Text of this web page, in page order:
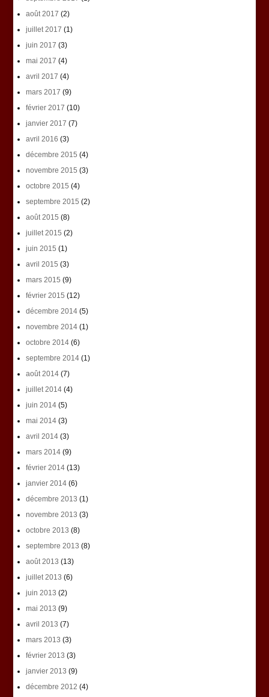
août 2017 (2)
juillet 2017 (1)
juin 2017 (3)
mai 2017 (4)
avril 2017 (4)
mars 2017 (9)
février 2017 (10)
janvier 2017 (7)
avril 2016 (3)
décembre 2015 (4)
novembre 2015 (3)
octobre 2015 (4)
septembre 2015 (2)
août 2015 (8)
juillet 2015 (2)
juin 2015 (1)
avril 2015 (3)
mars 2015 (9)
février 2015 (12)
décembre 2014(5)
novembre 2014(1)
octobre 2014(6)
septembre 2014(1)
août 2014(7)
juillet 2014(4)
juin 2014(5)
mai 2014(3)
avril 2014(3)
mars 2014(9)
février 2014(13)
janvier 2014(6)
décembre 2013 (1)
novembre 2013 (3)
octobre 2013 (8)
septembre 2013 (8)
août 2013 (13)
juillet 2013 (6)
juin 2013 (2)
mai 2013 (9)
avril 2013 (7)
mars 2013 (3)
février 2013 (3)
janvier 2013 (9)
décembre 2012 (4)